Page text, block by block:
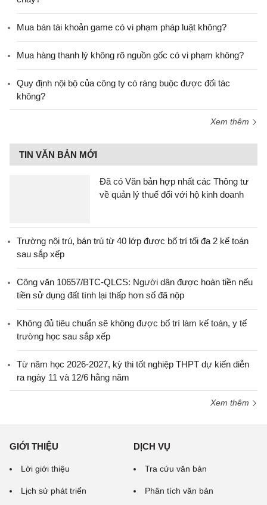
Mua bán tài khoản game có vi phạm pháp luật không?
Mua hàng thanh lý không rõ nguồn gốc có vi phạm không?
Quy định nội bộ của công ty có ràng buộc được đối tác
không?
Xem thêm
TIN VĂN BẢN MỚI
Đã có Văn bản hợp nhất các Thông tư
về quản lý thuế đối với hộ kinh doanh
Trường nội trú, bán trú từ 40 lớp được bố trí tối đa 2 kế toán
sau sắp xếp
Công văn 10657/BTC-QLCS: Người dân được hoàn tiền nếu
tiền sử dụng đất tính lại thấp hơn số đã nộp
Không đủ tiêu chuẩn sẽ không được bố trí làm kế toán, y tế
trường học sau sắp xếp
Từ năm học 2026-2027, kỳ thi tốt nghiệp THPT dự kiến diễn
ra ngày 11 và 12/6 hằng năm
Xem thêm
GIỚI THIỆU
Lời giới thiệu
Lịch sử phát triển
DỊCH VỤ
Tra cứu văn bản
Phân tích văn bản